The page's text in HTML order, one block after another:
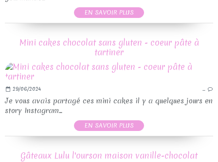
EN SAVOIR PLUS
Mini cakes chocolat sans gluten - coeur pâte à
tartiner
29/06/2024 …
Je vous avais partagé ces mini cakes il y a quelques jours en
story Instagram...
EN SAVOIR PLUS
Gâteaux Lulu l'ourson maison vanille-chocolat